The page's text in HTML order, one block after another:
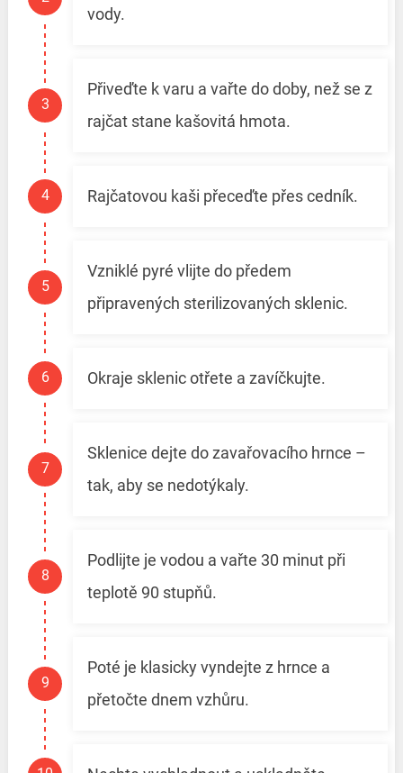
vody.
Přiveďte k varu a vařte do doby, než se z
rajčat stane kašovitá hmota.
Rajčatovou kaši přeceďte přes cedník.
Vzniklé pyré vlijte do předem
připravených sterilizovaných sklenic.
Okraje sklenic otřete a zavíčkujte.
Sklenice dejte do zavařovacího hrnce –
tak, aby se nedotýkaly.
Podlijte je vodou a vařte 30 minut při
teplotě 90 stupňů.
Poté je klasicky vyndejte z hrnce a
přetočte dnem vzhůru.